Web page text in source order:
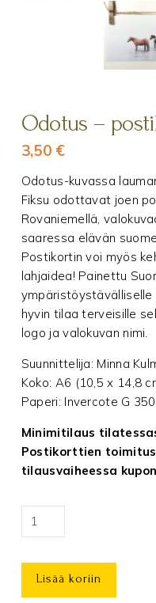
Odotus –
3,50 €
Odotus-kuvassa
Fiksu odottavat joen
Rovaniemellä,
saaressa elävän
Postikortin voi myös
lahjaidea! Painettu
ympäristöystävälliselle
hyvin tilaa terveisille
logo ja valokuvan nimi.
Suunnittelija: Minna
Koko: A6 (10,5 x 14,8
Paperi: Invercote G
Minimitilaus
Postikorttien
tilausvaiheessa
Odotus
-
määrä
Lisää koriin